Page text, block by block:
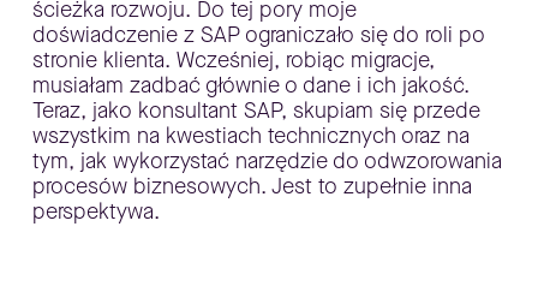
ścieżka rozwoju. Do tej pory moje
doświadczenie z SAP ograniczało się do roli po
stronie klienta. Wcześniej, robiąc migracje,
musiałam zadbać głównie o dane i ich jakość.
Teraz, jako konsultant SAP, skupiam się przede
wszystkim na kwestiach technicznych oraz na
tym, jak wykorzystać narzędzie do odwzorowania
procesów biznesowych. Jest to zupełnie inna
perspektywa.